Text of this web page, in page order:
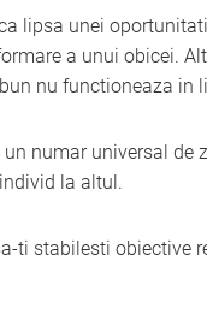
lipsa unei
a unui obicei.
nu functioneaza in
numar universal
la altul.
ti stabilesti obiective